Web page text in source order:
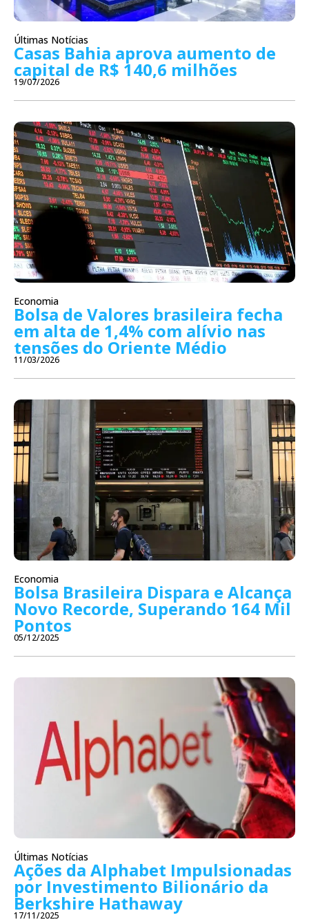
Últimas Notícias
Casas Bahia aprova aumento de
capital de R$ 140,6 milhões
19/07/2026
Economia
Bolsa de Valores brasileira fecha
em alta de 1,4% com alívio nas
tensões do Oriente Médio
11/03/2026
Economia
Bolsa Brasileira Dispara e Alcança
Novo Recorde, Superando 164 Mil
Pontos
05/12/2025
Últimas Notícias
Ações da Alphabet Impulsionadas
por Investimento Bilionário da
Berkshire Hathaway
17/11/2025